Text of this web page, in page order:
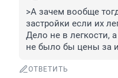
>А зачем вообще
застройки если их
Дело не в легкости,
не было бы цены за
ОТВЕТИТЬ